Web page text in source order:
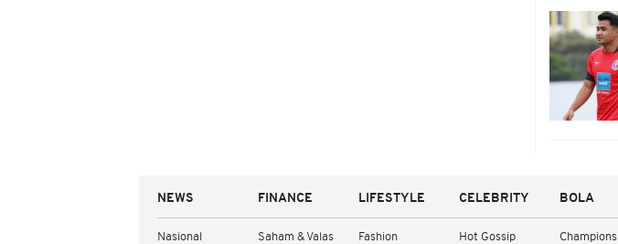
NEWS
Nasional
FINANCE
Saham & Valas
LIFESTYLE
Fashion
CELEBRITY
Hot Gossip
BOLA
Champions